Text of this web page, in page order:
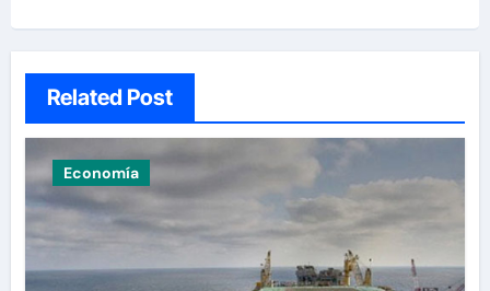
Related Post
Economía